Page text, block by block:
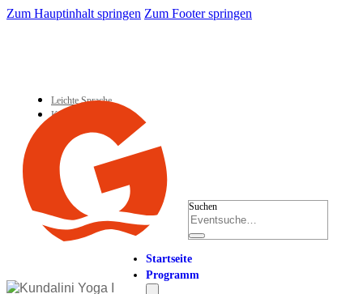
Zum Hauptinhalt springen Zum Footer springen
Leichte Sprache
Kontakt
Suchen
Startseite
Programm